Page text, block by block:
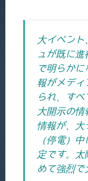
大イベン
ュが既に
で明らか
報がメディ
られ、すべ
大開示の
情報が、大
（停電）
定です。
太
めて強烈で